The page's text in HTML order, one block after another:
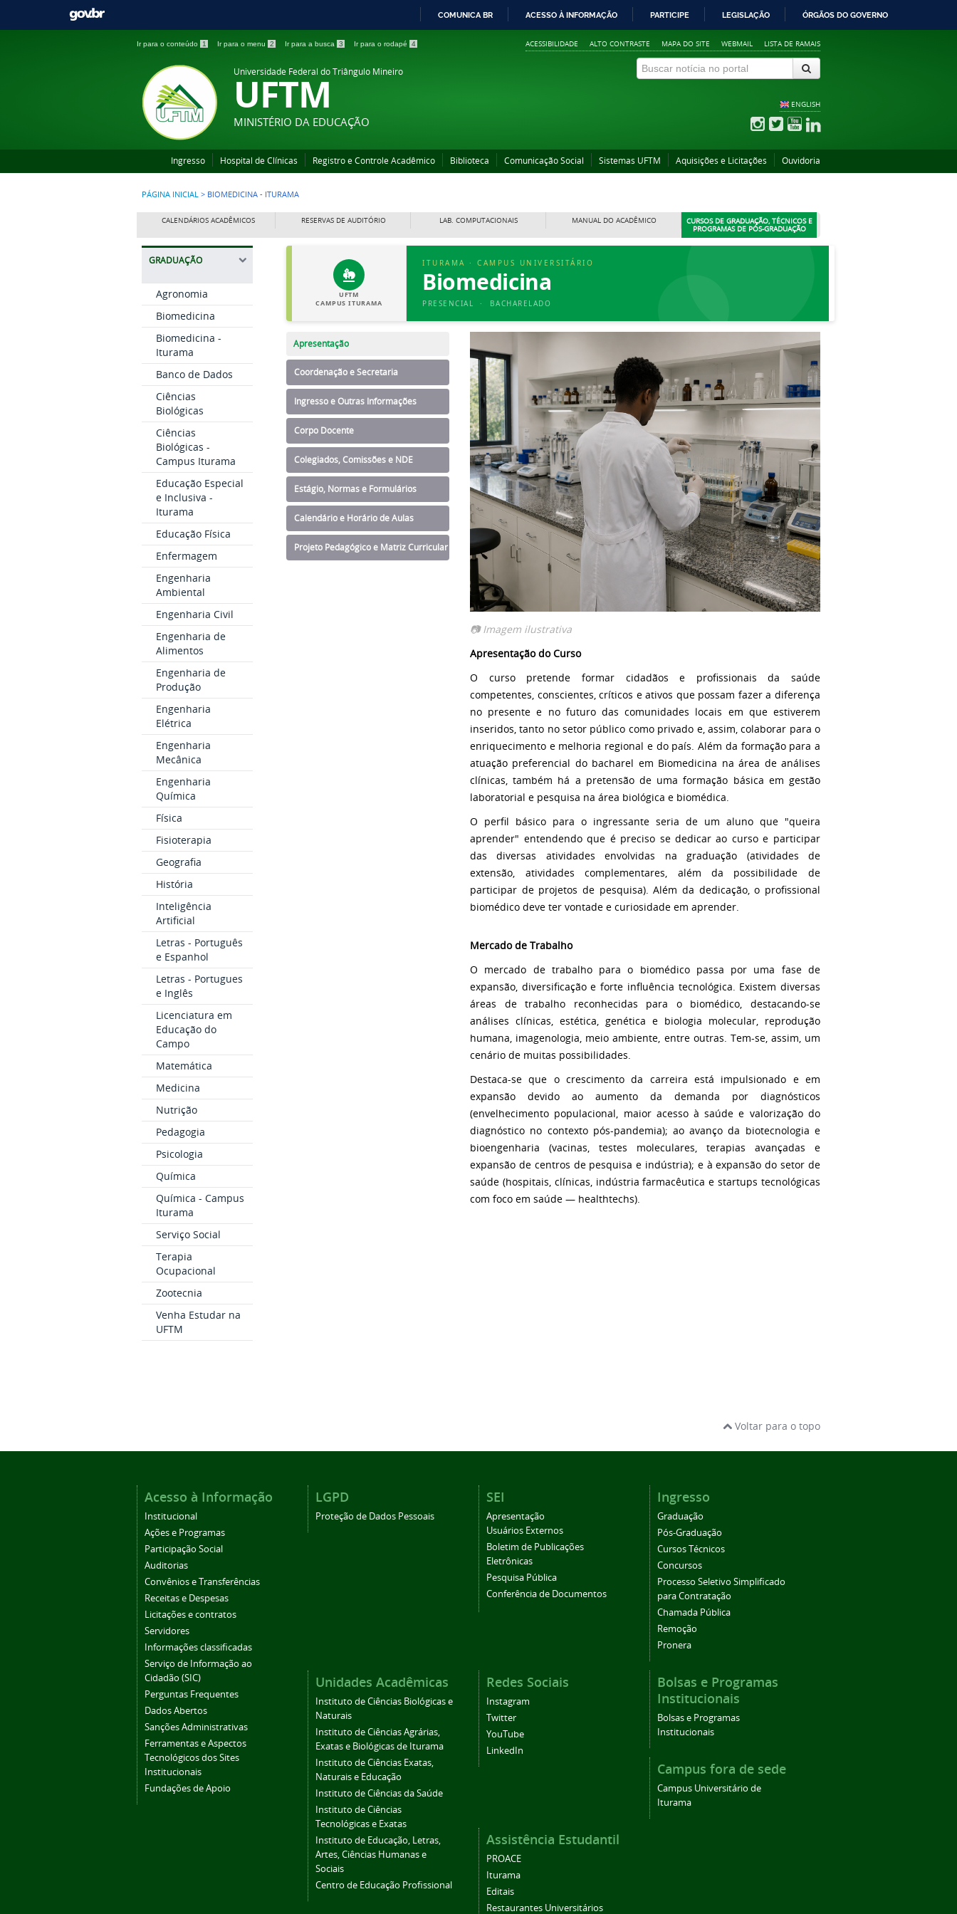
COMUNICA BR ACESSO À INFORMAÇÃO PARTICIPE LEGISLAÇÃO ÓRGÃOS DO GOVERNO
Ir para o conteúdo 1 Ir para o menu 2 Ir para a busca 3 Ir para o rodapé 4 ACESSIBILIDADE ALTO CONTRASTE MAPA DO SITE WEBMAIL LISTA DE RAMAIS
Universidade Federal do Triângulo Mineiro
UFTM
MINISTÉRIO DA EDUCAÇÃO
ENGLISH
Ingresso Hospital de Clínicas Registro e Controle Acadêmico Biblioteca Comunicação Social Sistemas UFTM Aquisições e Licitações Ouvidoria
PÁGINA INICIAL > BIOMEDICINA - ITURAMA
CALENDÁRIOS ACADÊMICOS RESERVAS DE AUDITÓRIO LAB. COMPUTACIONAIS MANUAL DO ACADÊMICO
CURSOS DE GRADUAÇÃO, TÉCNICOS E
PROGRAMAS DE PÓS-GRADUAÇÃO
GRADUAÇÃO
Agronomia
Biomedicina
Biomedicina -
Iturama
Banco de Dados
Ciências
Biológicas
Ciências
Biológicas -
Campus Iturama
Educação Especial
e Inclusiva -
Iturama
Educação Física
Enfermagem
Engenharia
Ambiental
Engenharia Civil
Engenharia de
Alimentos
Engenharia de
Produção
Engenharia
Elétrica
Engenharia
Mecânica
Engenharia
Química
Física
Fisioterapia
Geografia
História
Inteligência
Artificial
Letras - Português
e Espanhol
Letras - Portugues
e Inglês
Licenciatura em
Educação do
Campo
Matemática
Medicina
Nutrição
Pedagogia
Psicologia
Química
Química - Campus
Iturama
Serviço Social
Terapia
Ocupacional
Zootecnia
Venha Estudar na
UFTM
UFTM
CAMPUS ITURAMA
ITURAMA · CAMPUS UNIVERSITÁRIO
Biomedicina
PRESENCIAL · BACHARELADO
Apresentação
Coordenação e Secretaria
Ingresso e Outras Informações
Corpo Docente
Colegiados, Comissões e NDE
Estágio, Normas e Formulários
Calendário e Horário de Aulas
Projeto Pedagógico e Matriz Curricular
📷 Imagem ilustrativa
Apresentação do Curso
O curso pretende formar cidadãos e profissionais da saúde
competentes, conscientes, críticos e ativos que possam fazer a diferença
no presente e no futuro das comunidades locais em que estiverem
inseridos, tanto no setor público como privado e, assim, colaborar para o
enriquecimento e melhoria regional e do país. Além da formação para a
atuação preferencial do bacharel em Biomedicina na área de análises
clínicas, também há a pretensão de uma formação básica em gestão
laboratorial e pesquisa na área biológica e biomédica.
O perfil básico para o ingressante seria de um aluno que "queira
aprender" entendendo que é preciso se dedicar ao curso e participar
das diversas atividades envolvidas na graduação (atividades de
extensão, atividades complementares, além da possibilidade de
participar de projetos de pesquisa). Além da dedicação, o profissional
biomédico deve ter vontade e curiosidade em aprender.
Mercado de Trabalho
O mercado de trabalho para o biomédico passa por uma fase de
expansão, diversificação e forte influência tecnológica. Existem diversas
áreas de trabalho reconhecidas para o biomédico, destacando-se
análises clínicas, estética, genética e biologia molecular, reprodução
humana, imagenologia, meio ambiente, entre outras. Tem-se, assim, um
cenário de muitas possibilidades.
Destaca-se que o crescimento da carreira está impulsionado e em
expansão devido ao aumento da demanda por diagnósticos
(envelhecimento populacional, maior acesso à saúde e valorização do
diagnóstico no contexto pós-pandemia); ao avanço da biotecnologia e
bioengenharia (vacinas, testes moleculares, terapias avançadas e
expansão de centros de pesquisa e indústria); e à expansão do setor de
saúde (hospitais, clínicas, indústria farmacêutica e startups tecnológicas
com foco em saúde — healthtechs).
Voltar para o topo
Acesso à Informação
Institucional
Ações e Programas
Participação Social
Auditorias
Convênios e Transferências
Receitas e Despesas
Licitações e contratos
Servidores
Informações classificadas
Serviço de Informação ao
Cidadão (SIC)
Perguntas Frequentes
Dados Abertos
Sanções Administrativas
Ferramentas e Aspectos
Tecnológicos dos Sites
Institucionais
Fundações de Apoio
LGPD
Proteção de Dados Pessoais
SEI
Apresentação
Usuários Externos
Boletim de Publicações
Eletrônicas
Pesquisa Pública
Conferência de Documentos
Ingresso
Graduação
Pós-Graduação
Cursos Técnicos
Concursos
Processo Seletivo Simplificado
para Contratação
Chamada Pública
Remoção
Pronera
Unidades Acadêmicas
Instituto de Ciências Biológicas e
Naturais
Instituto de Ciências Agrárias,
Exatas e Biológicas de Iturama
Instituto de Ciências Exatas,
Naturais e Educação
Instituto de Ciências da Saúde
Instituto de Ciências
Tecnológicas e Exatas
Instituto de Educação, Letras,
Artes, Ciências Humanas e
Sociais
Centro de Educação Profissional
Redes Sociais
Instagram
Twitter
YouTube
LinkedIn
Bolsas e Programas
Institucionais
Bolsas e Programas
Institucionais
Campus fora de sede
Campus Universitário de
Iturama
Assistência Estudantil
PROACE
Iturama
Editais
Restaurantes Universitários